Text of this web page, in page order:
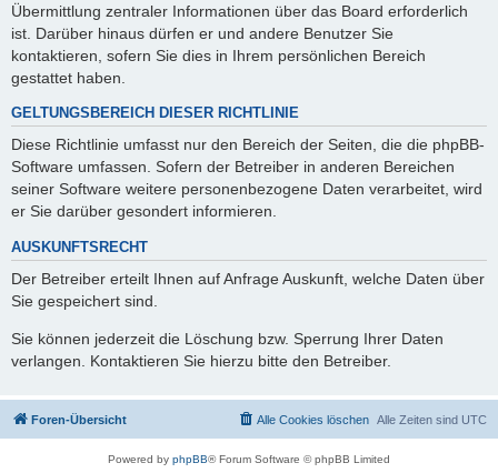
Übermittlung zentraler Informationen über das Board erforderlich
ist. Darüber hinaus dürfen er und andere Benutzer Sie
kontaktieren, sofern Sie dies in Ihrem persönlichen Bereich
gestattet haben.
GELTUNGSBEREICH DIESER RICHTLINIE
Diese Richtlinie umfasst nur den Bereich der Seiten, die die phpBB-
Software umfassen. Sofern der Betreiber in anderen Bereichen
seiner Software weitere personenbezogene Daten verarbeitet, wird
er Sie darüber gesondert informieren.
AUSKUNFTSRECHT
Der Betreiber erteilt Ihnen auf Anfrage Auskunft, welche Daten über
Sie gespeichert sind.
Sie können jederzeit die Löschung bzw. Sperrung Ihrer Daten
verlangen. Kontaktieren Sie hierzu bitte den Betreiber.
Foren-Übersicht Alle Zeiten sind UTC
Alle Cookies löschen
Powered by phpBB® Forum Software © phpBB Limited